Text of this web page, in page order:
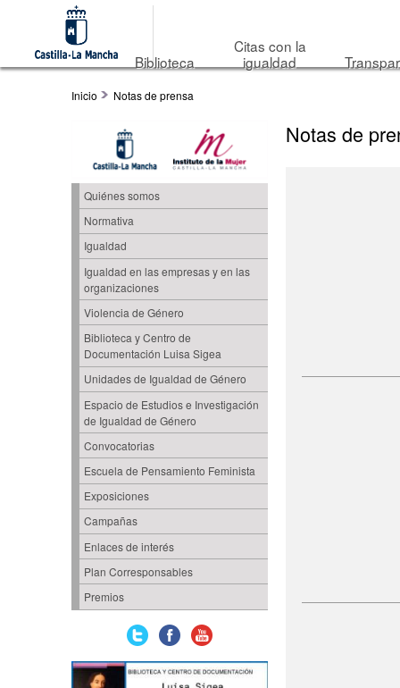
Biblioteca
Citas con la
igualdad
Inicio Notas de prensa
Quiénes somos
Normativa
Igualdad
Igualdad en las empresas y en las
organizaciones
Violencia de Género
Biblioteca y Centro de
Documentación Luisa Sigea
Unidades de Igualdad de Género
Espacio de Estudios e Investigación
de Igualdad de Género
Convocatorias
Escuela de Pensamiento Feminista
Exposiciones
Campañas
Enlaces de interés
Plan Corresponsables
Premios
Notas de